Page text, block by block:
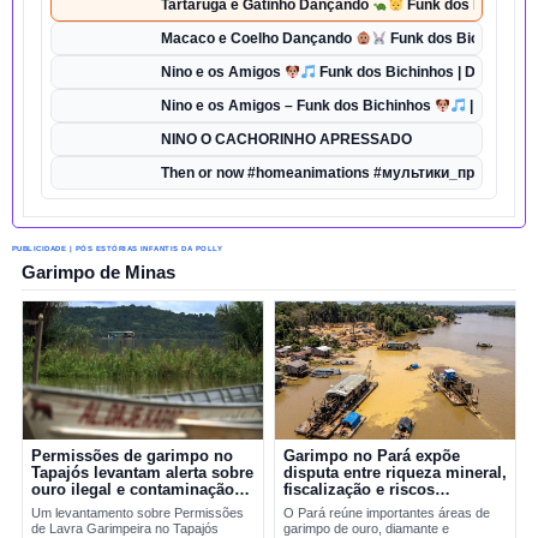
Tartaruga e Gatinho Dançando Funk dos
Macaco e Coelho Dançando Funk dos Bichinhos |
Nino e os Amigos Funk dos Bichinhos | Dança do
Nino e os Amigos – Funk dos Bichinhos
NINO O CACHORINHO APRESSADO
Then or now #homeanimations
PUBLICIDADE | PÓS ESTÓRIAS INFANTIS DA POLLY
Garimpo de Minas
Permissões de garimpo no
Tapajós levantam alerta sobre
ouro ilegal e contaminação
por mercúrio
Um levantamento sobre Permissões
de Lavra Garimpeira no Tapajós
Garimpo no Pará expõe
disputa entre riqueza mineral,
fiscalização e riscos
ambientais
O Pará reúne importantes áreas de
garimpo de ouro, diamante e